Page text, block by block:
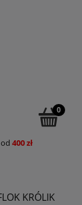
400 zł
KRÓLIK